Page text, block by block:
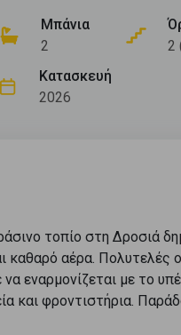
Μπάνια
2
2
Κατασκευή
2026
τοπίο στη Δροσιά
καθαρό αέρα. Πολυτελές
εναρμονίζεται με το
και φροντιστήρια.